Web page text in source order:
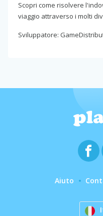
Scopri come risolvere
viaggio attraverso i molti
Sviluppatore:
Aiuto